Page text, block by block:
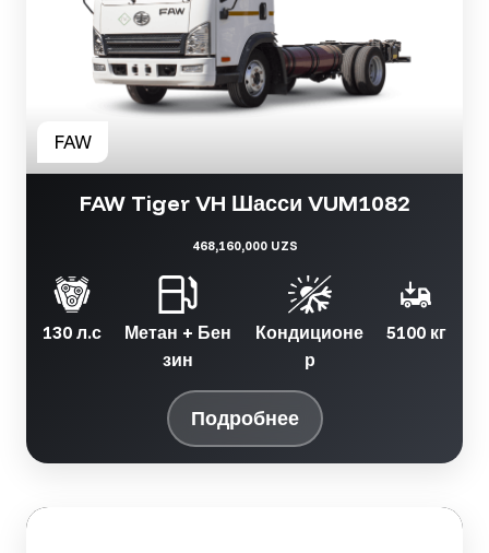
FAW Tiger VH Шасси VUM1082
468,160,000 UZS
130 л.с
Метан + Бен
зин
Кондиционе
р
5100 кг
Подробнее